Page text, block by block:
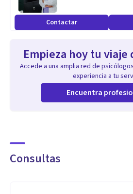
Contactar
Empieza hoy tu
Accede a una amplia red de
experiencia a tu
Encuentra
Consultas